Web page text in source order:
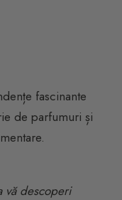
fascinante
de parfumuri și
vă descoperi